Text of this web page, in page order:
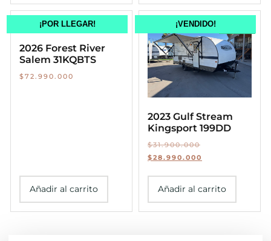
¡POR LLEGAR!
2026 Forest River
Salem 31KQBTS
$72.990.000
Añadir al carrito
¡VENDIDO!
2023 Gulf Stream
Kingsport 199DD
$31.900.000
$28.990.000
Añadir al carrito